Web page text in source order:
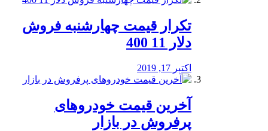
تکرار قیمت چهارشنبه فروش
دلار 11 400
اکتبر 17, 2019
آخرین قیمت خودرو‌های
پرفروش در بازار